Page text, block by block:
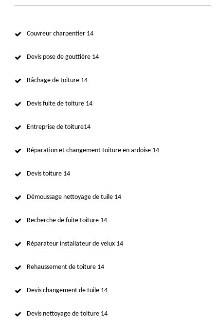
Couvreur charpentier 14
Devis pose de gouttière 14
Bâchage de toiture 14
Devis fuite de toiture 14
Entreprise de toiture14
Réparation et changement toiture en ardoise 14
Devis toiture 14
Démoussage nettoyage de tuile 14
Recherche de fuite toiture 14
Réparateur installateur de velux 14
Rehaussement de toiture 14
Devis changement de tuile 14
Devis nettoyage de toiture 14